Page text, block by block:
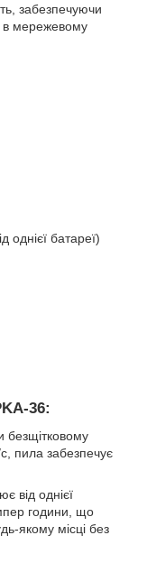
забезпечуючи
в мережевому
однієї батареї)
36:
безщітковому
пила забезпечує
від однієї
години, що
якому місці без